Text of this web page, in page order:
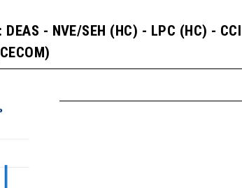
- NVE/SEH (HC) - LPC (HC) - CCI